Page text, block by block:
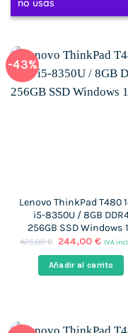
-43%
Lenovo ThinkPad T480
i5-8350U / 8GB
256GB SSD Windows
425,00€
El
original
era:
244,00 €El
actual
es:
IVA
Añadir al carrito